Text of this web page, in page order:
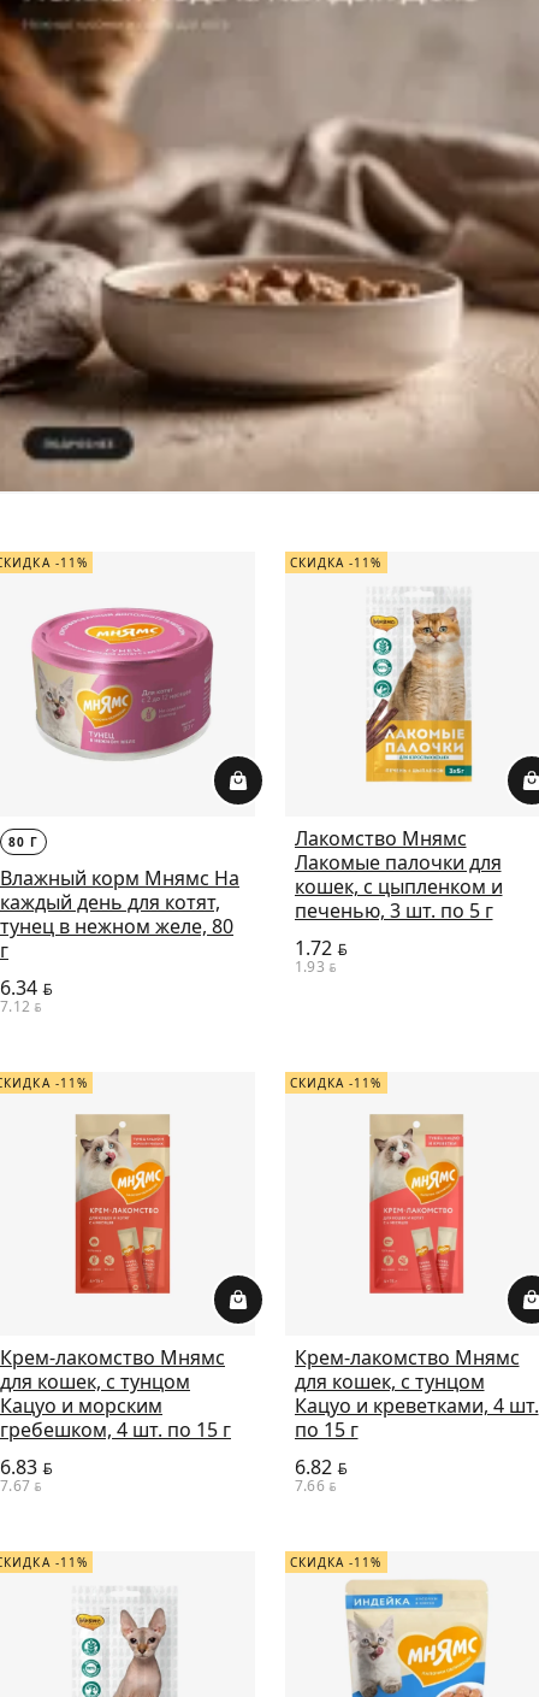
-11%
80 Г
Влажный корм Мнямс На
каждый день для котят,
тунец в нежном желе, 80
г
6.34 BYN
7.12 BYN
СКИДКА -11%
Лакомство Мнямс
Лакомые палочки для
кошек, с цыпленком и
печенью, 3 шт. по 5 г
1.72 BYN
1.93 BYN
-11%
Крем-лакомство Мнямс
для кошек, с тунцом
Кацуо и морским
гребешком, 4 шт. по 15 г
6.83 BYN
7.67 BYN
СКИДКА -11%
Крем-лакомство Мнямс
для кошек, с тунцом
Кацуо и креветками, 4 шт.
по 15 г
6.82 BYN
7.66BYN
-11% СКИДКА -11%